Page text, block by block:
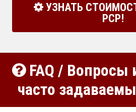
УЗНАТЬ
РСР!
FAQ / Вопросы
часто